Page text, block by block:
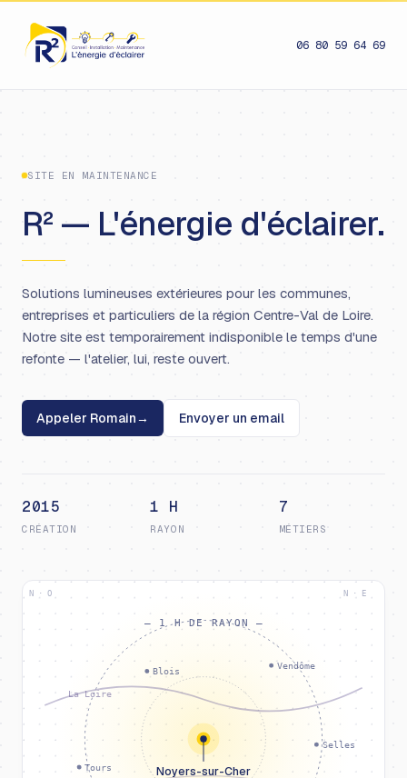
06 80 59 64 69
SITE EN MAINTENANCE
R² — L'énergie d'éclairer.
Solutions lumineuses extérieures pour les communes,
entreprises et particuliers de la région Centre-Val de Loire.
Notre site est temporairement indisponible le temps d'une
refonte — l'atelier, lui, reste ouvert.
Appeler Romain→ Envoyer un email
2015
CRÉATION
1 H
RAYON
7
MÉTIERS
La Loire
Blois
Tours
Vendôme
Selles
Noyers-sur-Cher
— 1 H DE RAYON —
N · O N · E